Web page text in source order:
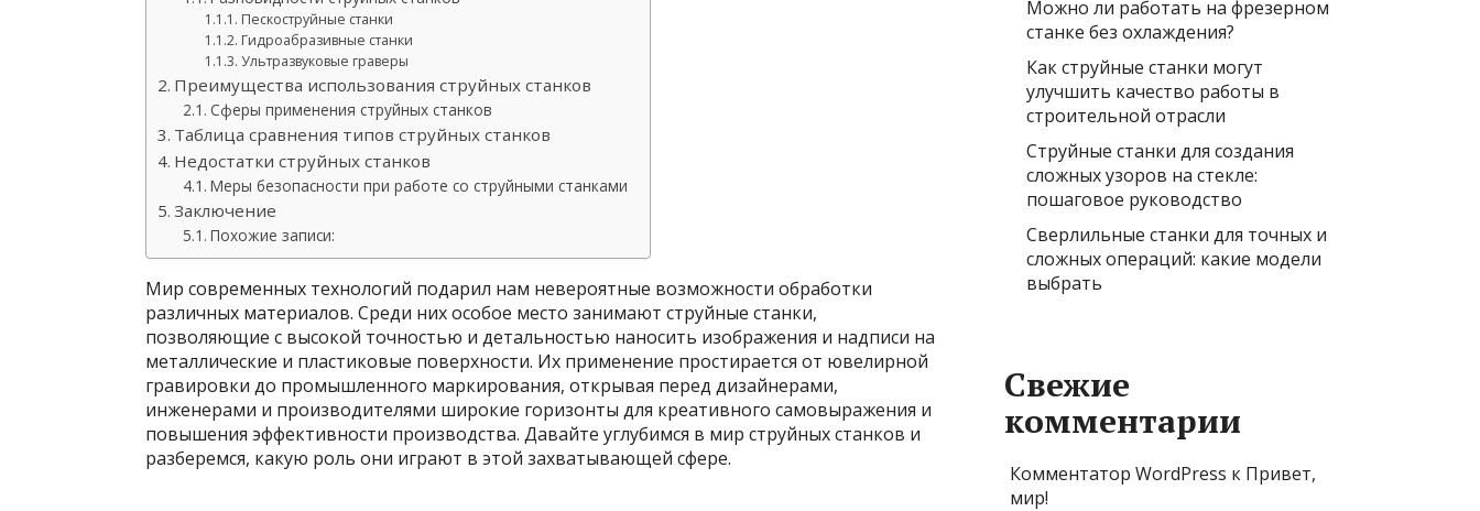
Пескоструйные станки
Гидроабразивные станки
Ультразвуковые граверы
Преимущества использования струйных станков
Сферы применения струйных станков
Таблица сравнения типов струйных станков
Недостатки струйных станков
Меры безопасности при работе со струйными станками
Заключение
Похожие записи:
Мир современных технологий подарил нам невероятные возможности обработки
различных материалов. Среди них особое место занимают струйные станки,
позволяющие с высокой точностью и детальностью наносить изображения и надписи на
металлические и пластиковые поверхности. Их применение простирается от ювелирной
гравировки до промышленного маркирования, открывая перед дизайнерами,
инженерами и производителями широкие горизонты для креативного самовыражения и
повышения эффективности производства. Давайте углубимся в мир струйных станков и
разберемся, какую роль они играют в этой захватывающей сфере.
Можно ли работать на фрезерном
станке без охлаждения?
Как струйные станки могут
улучшить качество работы в
строительной отрасли
Струйные станки для создания
сложных узоров на стекле:
пошаговое руководство
Сверлильные станки для точных и
сложных операций: какие модели
выбрать
Свежие
комментарии
Комментатор WordPress к Привет,
мир!